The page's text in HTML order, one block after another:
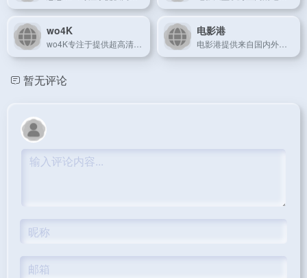
wo4K 电影港
暂无评论